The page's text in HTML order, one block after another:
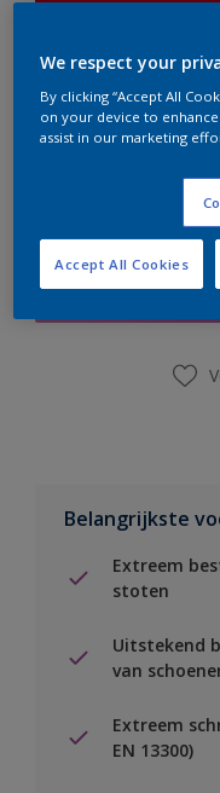
er hard aan om de
Belangrijkste
Extreem
stoten
Uitstekend
van
Extreem
EN 13300)
We respect your
By clicking “Accept All
on your device to enhance
assist in our marketing
Accept All Cookies